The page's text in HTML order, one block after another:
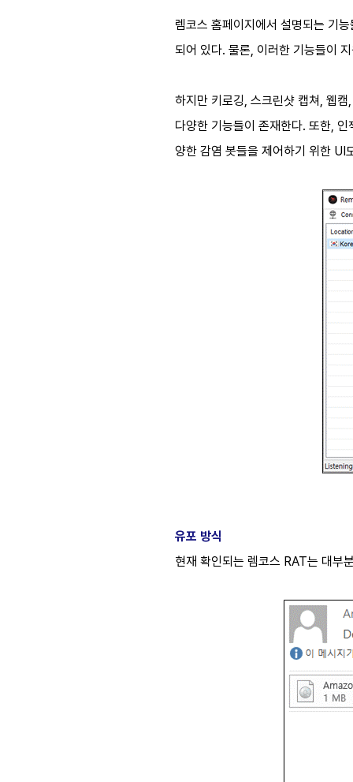
렘코스 홈페이지에서 설명되는 기
되어 있다. 물론, 이러한 기능들이
하지만 키로깅, 스크린샷 캡쳐, 웹
다양한 기능들이 존재한다. 또한,
양한 감염 봇들을 제어하기 위한 UI
유포 방식
현재 확인되는 렘코스 RAT는 대부